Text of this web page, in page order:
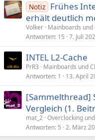
Notiz Frühes
erhält deutlich
Volker Mainboards und
Antworten 15 7. Juli
INTEL L2-Cache
PrR3
Mainboards und
Antworten 1 13. April
[Sammelthread]
Vergleich (1.
mat_2 Overclocking
Antworten 5 2. März